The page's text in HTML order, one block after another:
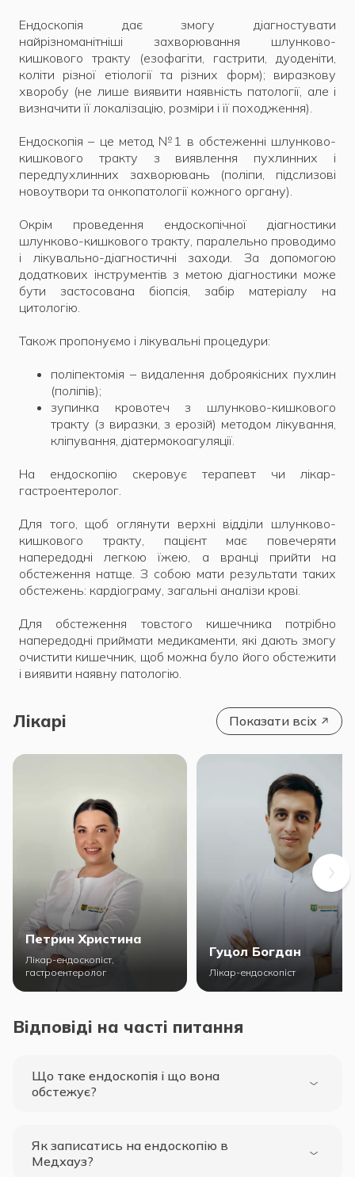
Ендоскопія дає змогу діагностувати
найрізноманітніші захворювання шлунково-
кишкового тракту (езофагіти, гастрити, дуоденіти,
коліти різної етіології та різних форм); виразкову
хворобу (не лише виявити наявність патології, але і
визначити її локалізацію, розміри і її походження).
Ендоскопія – це метод №1 в обстеженні шлунково-
кишкового тракту з виявлення пухлинних і
передпухлинних захворювань (поліпи, підслизові
новоутвори та онкопатології кожного органу).
Окрім проведення ендоскопічної діагностики
шлунково-кишкового тракту, паралельно проводимо
і лікувально-діагностичні заходи. За допомогою
додаткових інструментів з метою діагностики може
бути застосована біопсія, забір матеріалу на
цитологію.
Також пропонуємо і лікувальні процедури:
поліпектомія – видалення доброякісних пухлин
(поліпів);
зупинка кровотеч з шлунково-кишкового
тракту (з виразки, з ерозій) методом лікування,
кліпування, діатермокоагуляції.
На ендоскопію скеровує терапевт чи лікар-
гастроентеролог.
Для того, щоб оглянути верхні відділи шлунково-
кишкового тракту, пацієнт має повечеряти
напередодні легкою їжею, а вранці прийти на
обстеження натще. З собою мати результати таких
обстежень: кардіограму, загальні аналізи крові.
Для обстеження товстого кишечника потрібно
напередодні приймати медикаменти, які дають змогу
очистити кишечник, щоб можна було його обстежити
і виявити наявну патологію.
Лікарі Показати всіх
Петрин Христина
Лікар-ендоскопіст,
гастроентеролог
Гуцол Богдан
Лікар-ендоскопіст
Відповіді на часті питання
Що таке ендоскопія і що вона
обстежує?
Як записатись на ендоскопію в
Медхауз?